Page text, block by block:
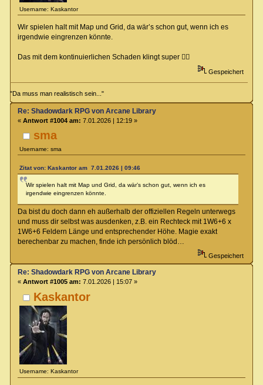
Username: Kaskantor
Wir spielen halt mit Map und Grid, da wär’s schon gut, wenn ich es
irgendwie eingrenzen könnte.
Das mit dem kontinuierlichen Schaden klingt super 👍🏻
Gespeichert
"Da muss man realistisch sein..."
sma
Username: sma
Re: Shadowdark RPG von Arcane Library
« Antwort #1004 am: 7.01.2026 | 12:19 »
Zitat von: Kaskantor am 7.01.2026 | 09:46
Wir spielen halt mit Map und Grid, da wär’s schon gut, wenn ich es
irgendwie eingrenzen könnte.
Da bist du doch dann eh außerhalb der offiziellen Regeln unterwegs
und muss dir selbst was ausdenken, z.B. ein Rechteck mit 1W6+6 x
1W6+6 Feldern Länge und entsprechender Höhe. Magie exakt
berechenbar zu machen, finde ich persönlich blöd…
Gespeichert
Kaskantor
Username: Kaskantor
Re: Shadowdark RPG von Arcane Library
« Antwort #1005 am: 7.01.2026 | 15:07 »